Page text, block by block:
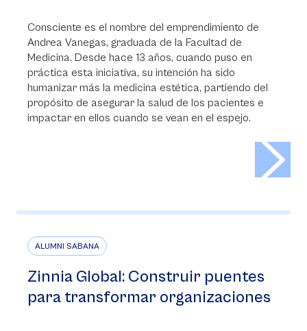
Consciente es el nombre del emprendimiento de
Andrea Vanegas, graduada de la Facultad de
Medicina. Desde hace 13 años, cuando puso en
práctica esta iniciativa, su intención ha sido
humanizar más la medicina estética, partiendo del
propósito de asegurar la salud de los pacientes e
impactar en ellos cuando se vean en el espejo.
ALUMNI SABANA
Zinnia Global: Construir puentes
para transformar organizaciones